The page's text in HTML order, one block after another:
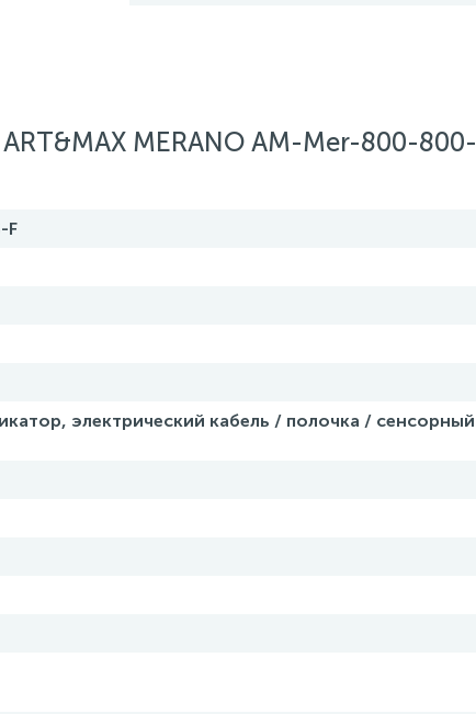
MERANO AM-Mer-800-800-
F
электрический кабель / полочка / сенсорный